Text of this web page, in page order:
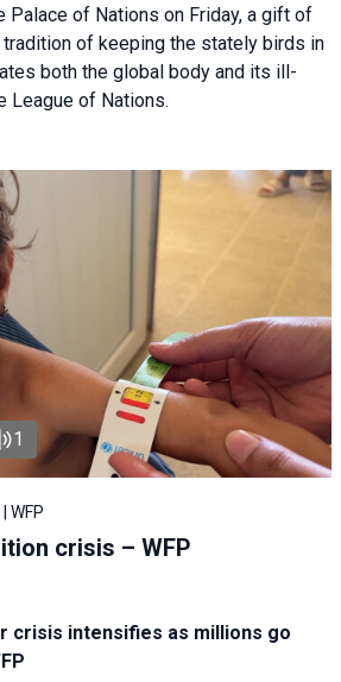
Palace of Nations on Friday, a gift of
tradition of keeping the stately birds in
both the global body and its ill-
League of Nations.
1
WFP
crisis – WFP
crisis intensifies as millions go